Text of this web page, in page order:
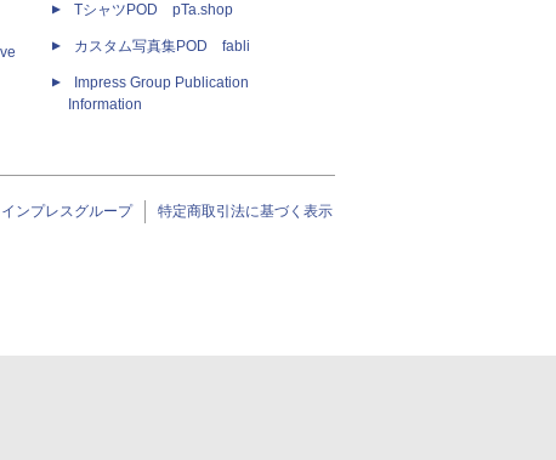
TシャツPOD pTa.shop
カスタム写真集POD fabli
Impress Group Publication
Information
インプレスグループ 特定商取引法に基づく表示